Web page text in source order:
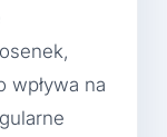
wpływa na